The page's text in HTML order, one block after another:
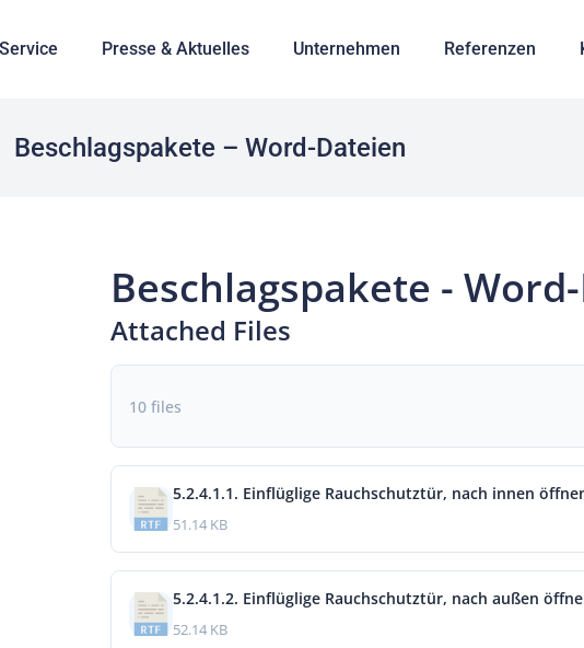
Service Presse & Aktuelles Unternehmen Referenzen
Beschlagspakete – Word-Dateien
Beschlagspakete -
Attached Files
10 files
5.2.4.1.1. Einflüglige Rauchschutztür, nach innen
51.14 KB
5.2.4.1.2. Einflüglige Rauchschutztür, nach außen
52.14 KB